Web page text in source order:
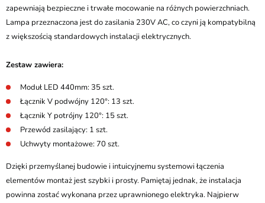
zapewniają bezpieczne i trwałe mocowanie na różnych powierzchniach.
Lampa przeznaczona jest do zasilania 230V AC, co czyni ją kompatybilną
z większością standardowych instalacji elektrycznych.
Zestaw zawiera:
Moduł LED 440mm: 35 szt.
Łącznik V podwójny 120°: 13 szt.
Łącznik Y potrójny 120°: 15 szt.
Przewód zasilający: 1 szt.
Uchwyty montażowe: 70 szt.
Dzięki przemyślanej budowie i intuicyjnemu systemowi łączenia
elementów montaż jest szybki i prosty. Pamiętaj jednak, że instalacja
powinna zostać wykonana przez uprawnionego elektryka. Najpierw